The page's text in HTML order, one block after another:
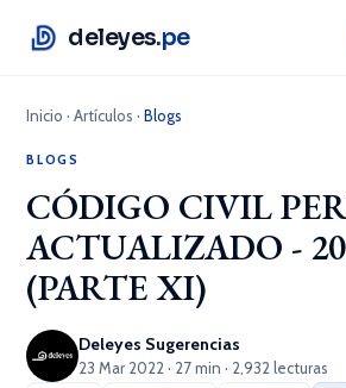
deleyes.pe
Inicio ·Artículos ·Blogs
BLOGS
CÓDIGO CIVIL
ACTUALIZADO -
(PARTE XI)
Deleyes Sugerencias
23 Mar 2022 · 27 min · 2,932 lecturas